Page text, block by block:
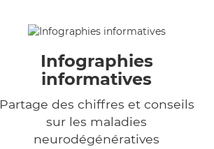
Infographies
informatives
Partage des chiffres et conseils
sur les maladies
neurodégénératives